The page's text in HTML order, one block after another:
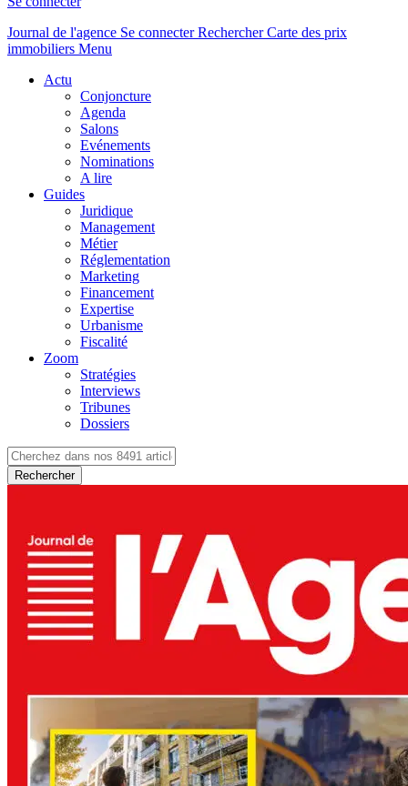
Journal de l'agence Se connecterRechercher Carte des prix
immobiliers Menu
Actu
Conjoncture
Agenda
Salons
Evénements
Nominations
A lire
Guides
Juridique
Management
Métier
Réglementation
Marketing
Financement
Expertise
Urbanisme
Fiscalité
Zoom
Stratégies
Interviews
Tribunes
Dossiers
Rechercher